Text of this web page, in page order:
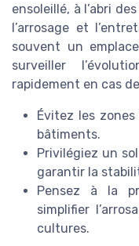
ensoleillé, à l’abri
l’arrosage et
souvent un
surveiller
rapidement en cas
Évitez les
bâtiments.
Privilégiez un
garantir la
Pensez à la
simplifier
cultures.